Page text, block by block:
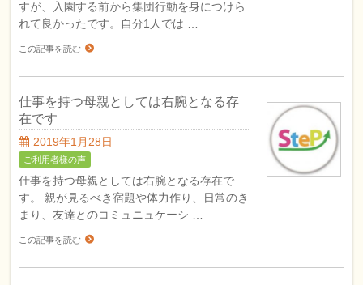
すが、入園する前から集団行動を身につけら
れて良かったです。自分1人では …
この記事を読む
仕事を持つ母親としては右腕となる存
在です
2019年1月28日
ご利用者様の声
仕事を持つ母親としては右腕となる存在で
す。 親が見るべき宿題や体力作り、日常のき
まり、友達とのコミュニュケーシ …
この記事を読む